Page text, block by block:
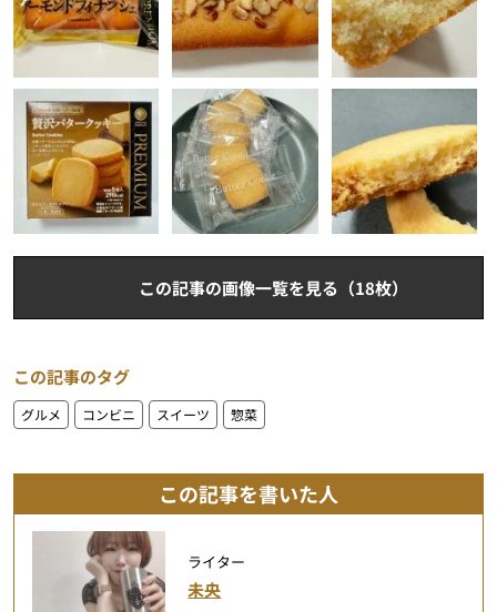
この記事の画像一覧を見る（18枚）
この記事のタグ
グルメ コンビニ スイーツ 惣菜
この記事を書いた人
ライター
未央